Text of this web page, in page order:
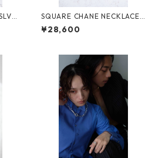
SQUARE CHANE NECKLACE
60 GLD
¥28,600